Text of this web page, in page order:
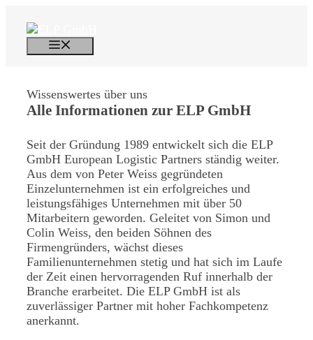
Inhalt
springen
Alle Informationen zur ELP GmbH
Wissenswertes über uns
Seit der Gründung 1989 entwickelt sich die ELP
GmbH European Logistic Partners ständig weiter.
Aus dem von Peter Weiss gegründeten
Einzelunternehmen ist ein erfolgreiches und
leistungsfähiges Unternehmen mit über 50
Mitarbeitern geworden. Geleitet von Simon und
Colin Weiss, den beiden Söhnen des
Firmengründers, wächst dieses
Familienunternehmen stetig und hat sich im Laufe
der Zeit einen hervorragenden Ruf innerhalb der
Branche erarbeitet. Die ELP GmbH ist als
zuverlässiger Partner mit hoher Fachkompetenz
anerkannt.